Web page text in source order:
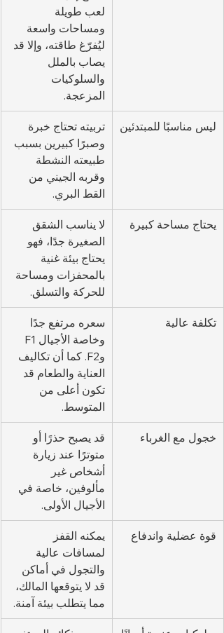
لعب طويلة
ومساحات واسعة
ليُفرّغ طاقته، وإلا قد
يصاب بالملل
والسلوكيات
المزعجة.
ليس مناسبًا للمبتدئين
تربيته تحتاج خبرة
وصبرًا كبيرين بسبب
طبيعته النشطة
وقربه الجيني من
القط البري.
يحتاج مساحة كبيرة
لا يناسب الشقق
الصغيرة جدًا، فهو
يحتاج بيئة غنية
بالمحفزات ومساحة
للحركة والتسلق.
تكلفة عالية
سعره مرتفع جدًا
وF2. كما أن تكاليف
العناية والطعام قد
تكون أعلى من
المتوسط.
خجول مع الغرباء
قد يصبح حذرًا أو
متوترًا عند زيارة
أشخاص غير
مألوفين، خاصة في
الأجيال الأولى.
قوة عضلية واندفاع
يمكنه القفز
لمسافات عالية
والتجول في أماكن
قد لا يتوقعها المالك،
مما يتطلب بيئة آمنة.